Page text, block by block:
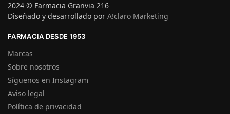
2024 © Farmacia Granvia 216
Diseñado y desarrollado por A!claro Marketing
FARMACIA DESDE 1953
Marcas
Sobre nosotros
Síguenos en Instagram
Aviso legal
Política de privacidad